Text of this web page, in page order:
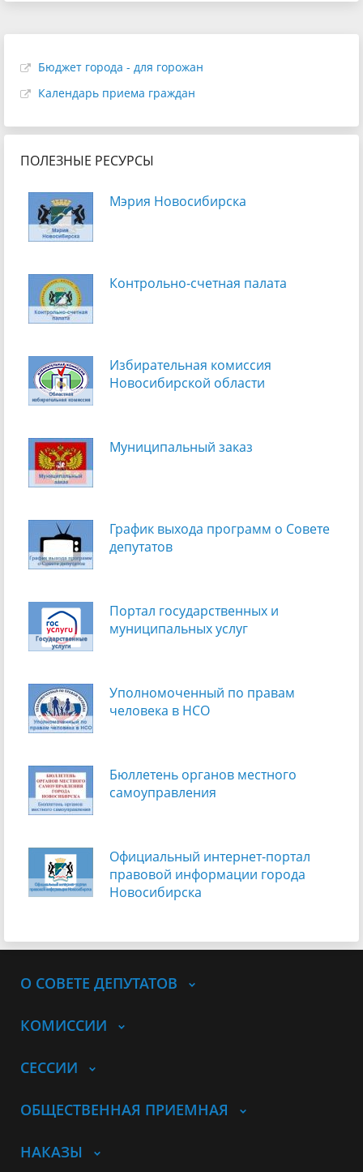
Бюджет города - для горожан
Календарь приема граждан
ПОЛЕЗНЫЕ РЕСУРСЫ
Мэрия Новосибирска
Контрольно-счетная палата
Избирательная комиссия
Новосибирской области
Муниципальный заказ
График выхода программ о Cовете
депутатов
Портал государственных и
муниципальных услуг
Уполномоченный по правам
человека в НСО
Бюллетень органов местного
самоуправления
Официальный интернет-портал
правовой информации города
Новосибирска
О СОВЕТЕ ДЕПУТАТОВ
КОМИССИИ
СЕССИИ
ОБЩЕСТВЕННАЯ ПРИЕМНАЯ
НАКАЗЫ